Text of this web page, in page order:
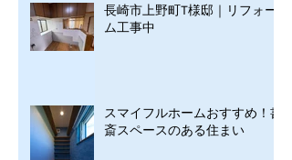
長崎市上野町T様邸｜リフォー
ム工事中
スマイフルホームおすすめ！書
斎スペースのある住まい